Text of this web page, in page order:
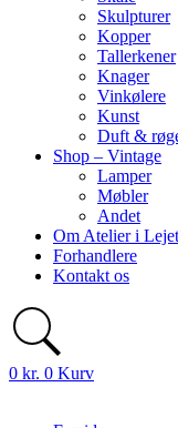
Skulpturer
Kopper
Tallerkener
Knager
Vinkølere
Kunst
Duft &
Shop – Vintage
Lamper
Møbler
Andet
Om Atelier i Lejet
Forhandlere
Kontakt os
0 kr. 0 Kurv